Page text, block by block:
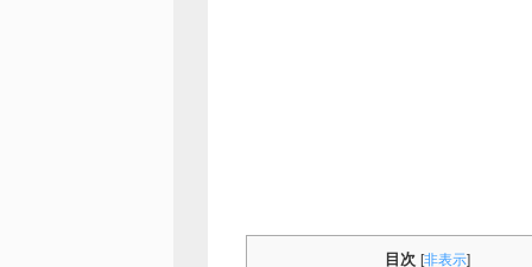
目次 [非表示]